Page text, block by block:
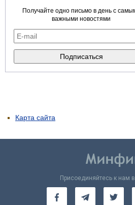
Получайте одно письмо в день с
важными новостями
Карта сайта
Присоединяйтесь к нам